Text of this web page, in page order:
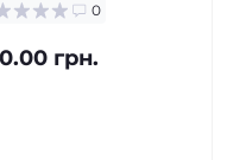
0
грн.